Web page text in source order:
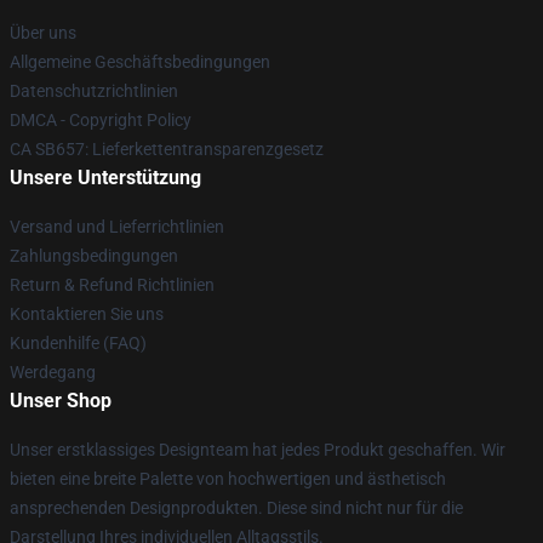
Über uns
Allgemeine Geschäftsbedingungen
Datenschutzrichtlinien
DMCA - Copyright Policy
CA SB657: Lieferkettentransparenzgesetz
Unsere Unterstützung
Versand und Lieferrichtlinien
Zahlungsbedingungen
Return & Refund Richtlinien
Kontaktieren Sie uns
Kundenhilfe (FAQ)
Werdegang
Unser Shop
Unser erstklassiges Designteam hat jedes Produkt geschaffen. Wir
bieten eine breite Palette von hochwertigen und ästhetisch
ansprechenden Designprodukten. Diese sind nicht nur für die
Darstellung Ihres individuellen Alltagsstils.